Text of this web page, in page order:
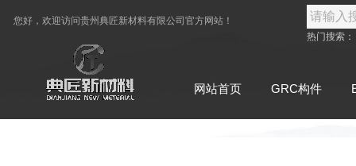
您好，欢迎访问贵州典匠新材料有限公司 官方网站！
热门搜索：
网站首页 GRC构件